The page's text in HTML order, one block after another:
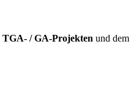
TGA- / GA-Projekten und dem